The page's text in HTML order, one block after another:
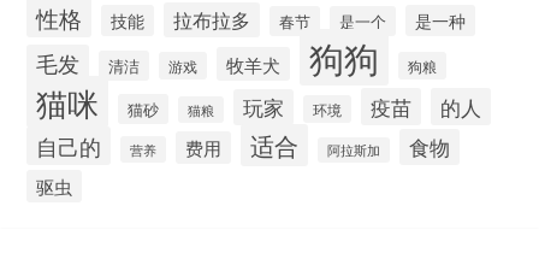
性格 技能 拉布拉多 春节 是一个 是一种
毛发 清洁 游戏 牧羊犬 狗狗 狗粮
猫咪 猫砂 猫粮 玩家 环境 疫苗 的人
自己的 营养 费用 适合 阿拉斯加 食物
驱虫